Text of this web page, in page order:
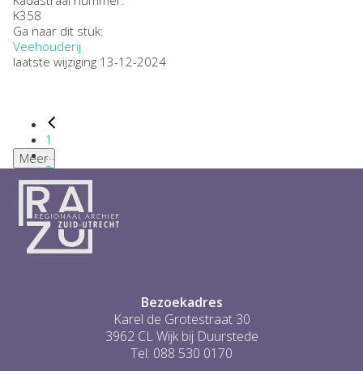
K358
Ga naar dit stuk:
Veehouderij
laatste wijziging 13-12-2024
1
...
2
3
4
5
6
...
Meer
Bezoekadres
Karel de Grotestraat 30
3962 CL Wijk bij Duurstede
Tel: 088 530 0170